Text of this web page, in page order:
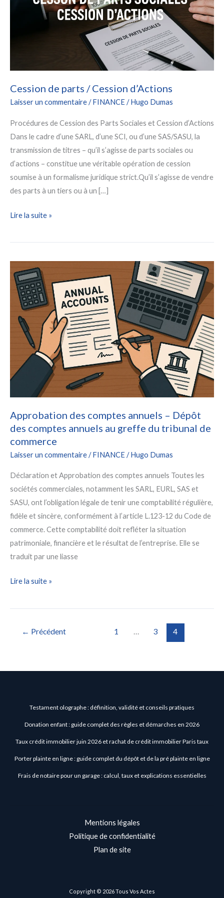
Cession de parts / Cession d’Actions
Laisser un commentaire/FINANCE /Hugo Dumas
Procédures de Cession des Parts Sociales et Cession d’Actions
Dans le cadre d’une SARL, d’une SCI, ou d’une SAS/SASU, la
transmission de titres – qu’il s’agisse de parts sociales ou
d’actions – constitue une véritable opération de cession
soumise à un formalisme juridique strict.Qu’il s’agisse de vendre
des parts à un tiers ou à un […]
Cession
parts
Cession
d’Actions
Lire la suite »
Approbation des comptes annuels – Dépôt
des comptes annuels au greffe du tribunal de
commerce
Laisser un commentaire/FINANCE /Hugo Dumas
Déclaration et Approbation des comptes annuels Toutes les
sociétés commerciales, notamment les SARL, EURL, SAS et
SASU, ont l’obligation légale de tenir une comptabilité régulière,
fidèle et sincère, conformément à l’article L.123-12 du Code de
commerce. Cette comptabilité doit refléter la situation
patrimoniale, financière et le résultat de l’entreprise. Elle se
traduit par une liasse
Approbation
comptes
tribunal
de
Lire la suite »
← Précédent 1 … 3 4
Testament olographe : définition, validité et conseils pratiques
Donation enfant : guide complet des règles et démarches en 2026
Taux crédit immobilier juin 2026 et rachat de crédit immobilier Paris taux
Porter plainte en ligne : guide complet du dépôt et de la pré plainte en ligne
Frais de notaire pour un garage : calcul, taux et explications essentielles
Mentions légales
Politique de confidentialité
Plan de site
Copyright © 2026 Tous Vos Actes